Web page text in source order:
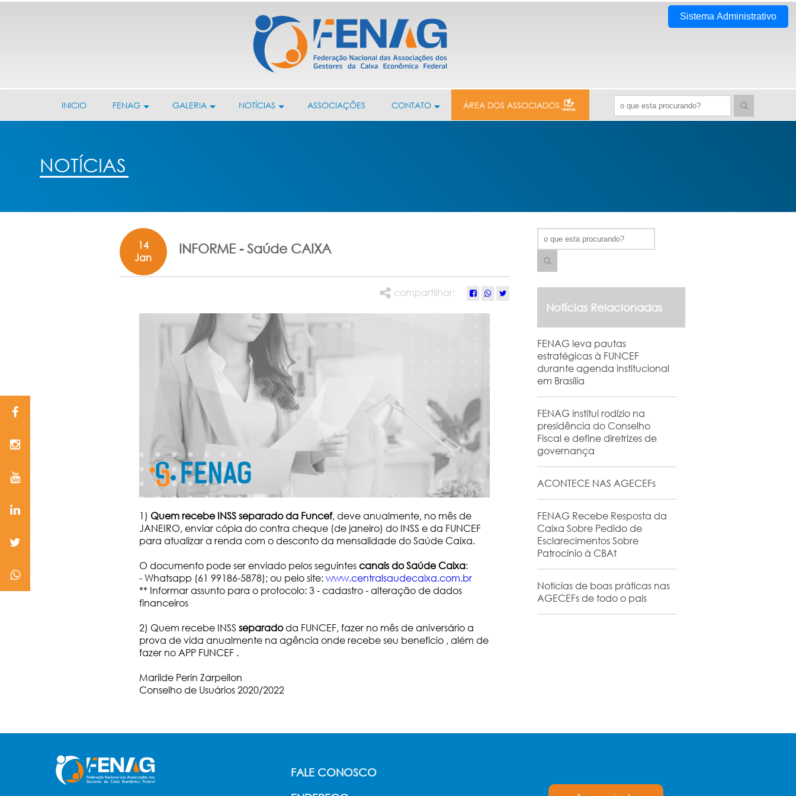
Sistema Administrativo
INICIO FENAG GALERIA NOTÍCIAS ASSOCIAÇÕES CONTATO ÁREA DOS ASSOCIADOS
NOTÍCIAS
14
Jan
INFORME - Saúde CAIXA
compartilhar:
1) Quem recebe INSS separado da Funcef, deve anualmente, no mês de
JANEIRO, enviar cópia do contra cheque (de janeiro) do INSS e da FUNCEF
para atualizar a renda com o desconto da mensalidade do Saúde Caixa.
O documento pode ser enviado pelos seguintescanais do Saúde Caixa:
- Whatsapp (61 99186-5878); ou pelo site:www.centralsaudecaixa.com.br
** Informar assunto para o protocolo: 3 - cadastro - alteração de dados
financeiros
2) Quem recebe INSS separadoda FUNCEF, fazer no mês de aniversário a
prova de vida anualmente na agência onde recebe seu benefício , além de
fazer no APP FUNCEF .
Marilde Perin Zarpellon
Conselho de Usuários 2020/2022
Notícias Relacionadas
FENAG leva pautas
estratégicas à FUNCEF
durante agenda institucional
em Brasília
FENAG institui rodízio na
presidência do Conselho
Fiscal e define diretrizes de
governança
ACONTECE NAS AGECEFs
FENAG Recebe Resposta da
Caixa Sobre Pedido de
Esclarecimentos Sobre
Patrocínio à CBAt
Notícias de boas práticas nas
AGECEFs de todo o país
FALE CONOSCO